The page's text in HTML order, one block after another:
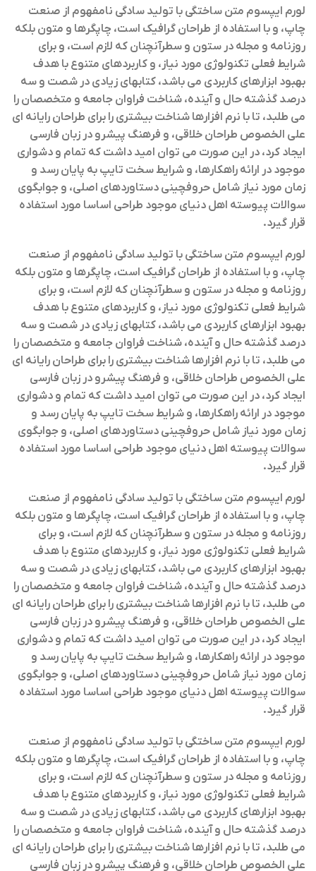
لورم ایپسوم متن ساختگی با تولید سادگی نامفهوم از صنعت
چاپ، و با استفاده از طراحان گرافیک است، چاپگرها و متون بلکه
روزنامه و مجله در ستون و سطرآنچنان که لازم است، و برای
شرایط فعلی تکنولوژی مورد نیاز، و کاربردهای متنوع با هدف
بهبود ابزارهای کاربردی می باشد، کتابهای زیادی در شصت و سه
درصد گذشته حال و آینده، شناخت فراوان جامعه و متخصصان را
می طلبد، تا با نرم افزارها شناخت بیشتری را برای طراحان رایانه ای
علی الخصوص طراحان خلاقی، و فرهنگ پیشرو در زبان فارسی
ایجاد کرد، در این صورت می توان امید داشت که تمام و دشواری
موجود در ارائه راهکارها، و شرایط سخت تایپ به پایان رسد و
زمان مورد نیاز شامل حروفچینی دستاوردهای اصلی، و جوابگوی
سوالات پیوسته اهل دنیای موجود طراحی اساسا مورد استفاده
قرار گیرد.
لورم ایپسوم متن ساختگی با تولید سادگی نامفهوم از صنعت
چاپ، و با استفاده از طراحان گرافیک است، چاپگرها و متون بلکه
روزنامه و مجله در ستون و سطرآنچنان که لازم است، و برای
شرایط فعلی تکنولوژی مورد نیاز، و کاربردهای متنوع با هدف
بهبود ابزارهای کاربردی می باشد، کتابهای زیادی در شصت و سه
درصد گذشته حال و آینده، شناخت فراوان جامعه و متخصصان را
می طلبد، تا با نرم افزارها شناخت بیشتری را برای طراحان رایانه ای
علی الخصوص طراحان خلاقی، و فرهنگ پیشرو در زبان فارسی
ایجاد کرد، در این صورت می توان امید داشت که تمام و دشواری
موجود در ارائه راهکارها، و شرایط سخت تایپ به پایان رسد و
زمان مورد نیاز شامل حروفچینی دستاوردهای اصلی، و جوابگوی
سوالات پیوسته اهل دنیای موجود طراحی اساسا مورد استفاده
قرار گیرد.
لورم ایپسوم متن ساختگی با تولید سادگی نامفهوم از صنعت
چاپ، و با استفاده از طراحان گرافیک است، چاپگرها و متون بلکه
روزنامه و مجله در ستون و سطرآنچنان که لازم است، و برای
شرایط فعلی تکنولوژی مورد نیاز، و کاربردهای متنوع با هدف
بهبود ابزارهای کاربردی می باشد، کتابهای زیادی در شصت و سه
درصد گذشته حال و آینده، شناخت فراوان جامعه و متخصصان را
می طلبد، تا با نرم افزارها شناخت بیشتری را برای طراحان رایانه ای
علی الخصوص طراحان خلاقی، و فرهنگ پیشرو در زبان فارسی
ایجاد کرد، در این صورت می توان امید داشت که تمام و دشواری
موجود در ارائه راهکارها، و شرایط سخت تایپ به پایان رسد و
زمان مورد نیاز شامل حروفچینی دستاوردهای اصلی، و جوابگوی
سوالات پیوسته اهل دنیای موجود طراحی اساسا مورد استفاده
قرار گیرد.
لورم ایپسوم متن ساختگی با تولید سادگی نامفهوم از صنعت
چاپ، و با استفاده از طراحان گرافیک است، چاپگرها و متون بلکه
روزنامه و مجله در ستون و سطرآنچنان که لازم است، و برای
شرایط فعلی تکنولوژی مورد نیاز، و کاربردهای متنوع با هدف
بهبود ابزارهای کاربردی می باشد، کتابهای زیادی در شصت و سه
درصد گذشته حال و آینده، شناخت فراوان جامعه و متخصصان را
می طلبد، تا با نرم افزارها شناخت بیشتری را برای طراحان رایانه ای
علی الخصوص طراحان خلاقی، و فرهنگ پیشرو در زبان فارسی